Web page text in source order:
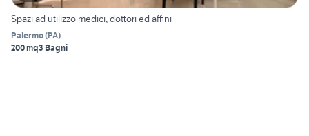
Spazi ad utilizzo medici, dottori ed affini
Palermo(PA)
200 mq3 Bagni